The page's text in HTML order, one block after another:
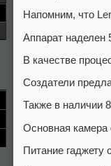
Напомним, что
Аппарат наделен
В качестве
Создатели
Также в наличии
Основная камера
Питание гаджету